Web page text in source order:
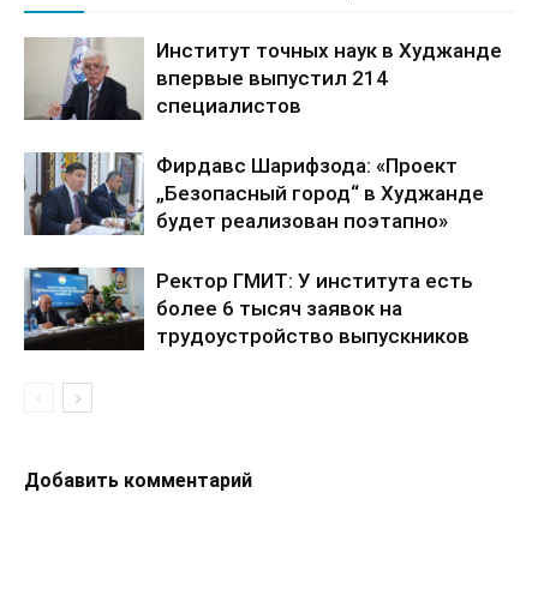
Институт точных наук в Худжанде
впервые выпустил 214
специалистов
Фирдавс Шарифзода: «Проект
„Безопасный город“ в Худжанде
будет реализован поэтапно»
Ректор ГМИТ: У института есть
более 6 тысяч заявок на
трудоустройство выпускников
Добавить комментарий